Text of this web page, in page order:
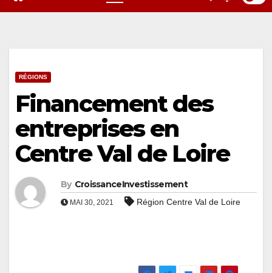
RÉGIONS
Financement des
entreprises en
Centre Val de Loire
By CroissanceInvestissement
MAI 30, 2021 Région Centre Val de Loire